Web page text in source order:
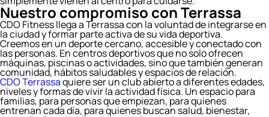
Nuestro compromiso con Terrassa
CDO Fitness llega a Terrassa con la voluntad de integrarse en
la ciudad y formar parte activa de su vida deportiva.
Creemos en un deporte cercano, accesible y conectado con
las personas. En centros deportivos que no solo ofrecen
máquinas, piscinas o actividades, sino que también generan
comunidad, hábitos saludables y espacios de relación.
CDO Terrassaquiere ser un club abierto a diferentes edades,
niveles y formas de vivir la actividad física. Un espacio para
familias, para personas que empiezan, para quienes
entrenan cada día, para quienes buscan salud, bienestar,